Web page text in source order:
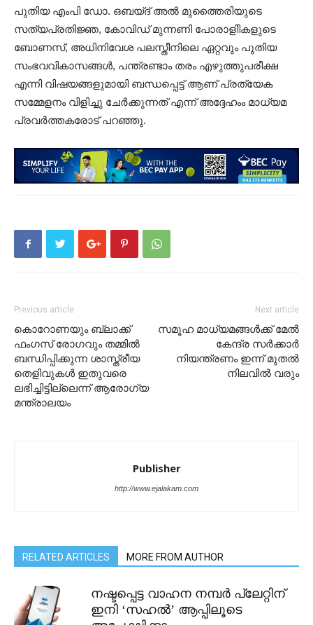
പുതിയ എം‌പി ഡോ. ഒബയ്ദ് അൽ മുത്തൈരിയുടെ
സത്യപ്രതിജ്ഞ, കോവിഡ് മുന്നണി പോരാളിികളുടെ
ബോണസ്, അധിനിവേശ പലസ്തീനിലെ ഏറ്റവും പുതിയ
സംഭവവികാസങ്ങൾ, പന്ത്രണ്ടാം തരം എഴുത്തുപരീക്ഷ
എന്നി വിഷയങ്ങളുമായി ബന്ധപ്പെട്ട് ആണ് പ്രത്യേക
സമ്മേളനം വിളിച്ചു ചേർക്കുന്നത് എന്ന് അദ്ദേഹംം മാധ്യമ
പ്രവർത്തകരോട് പറഞ്ഞു.
Previous article
കൊറോണയും ബ്ലാക്ക്
ഫംഗസ് രോഗവും തമ്മിൽ
ബന്ധിപ്പിക്കുന്ന ശാസ്ത്രീയ
തെളിവുകൾ ഇതുവരെ
ലഭിച്ചിട്ടില്ലെന്ന് ആരോഗ്യ
മന്ത്രാലയം
Next article
സമൂഹ മാധ്യമങ്ങൾക്ക് മേൽ
കേന്ദ്ര സർക്കാർ
നിയന്ത്രണം ഇന്ന് മുതൽ
നിലവിൽ വരും
Publisher
http://www.ejalakam.com
RELATED ARTICLES MORE FROM AUTHOR
നഷ്ടപ്പെട്ട വാഹന നമ്പർ പ്ലേറ്റിന്
ഇനി ‘സഹൽ’ ആപ്പിലൂടെ